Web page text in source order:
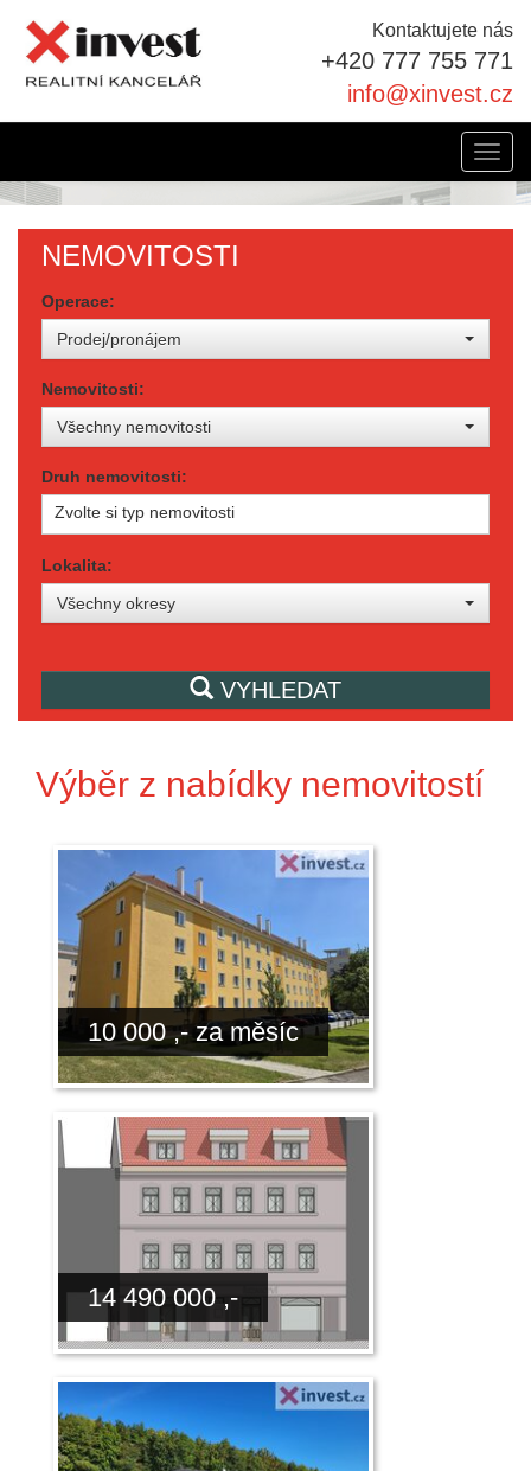
Kontaktujete nás
+420 777 755 771
info@xinvest.cz
NEMOVITOSTI
Operace:
Prodej/pronájem
Nemovitosti:
Všechny nemovitosti
Druh nemovitosti:
Zvolte si typ nemovitosti
Lokalita:
Všechny okresy
VYHLEDAT
Výběr z nabídky nemovitostí
10 000 ,- za měsíc
14 490 000 ,-